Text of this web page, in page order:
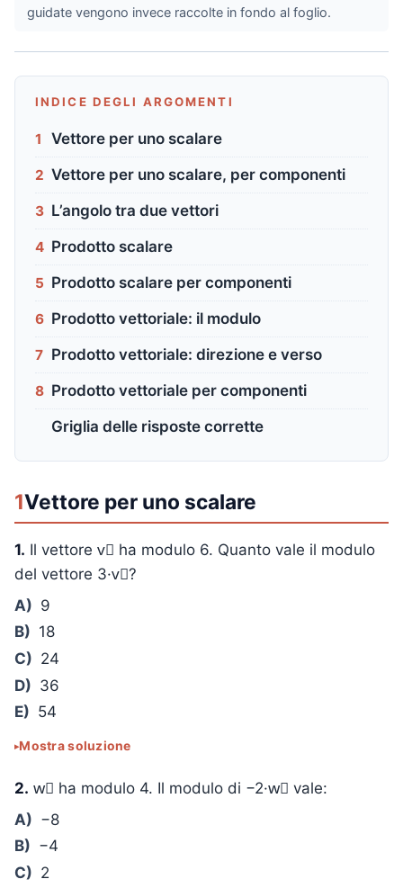
guidate vengono invece raccolte in fondo al foglio.
INDICE DEGLI ARGOMENTI
1 Vettore per uno scalare
2 Vettore per uno scalare, per componenti
3 L’angolo tra due vettori
4 Prodotto scalare
5 Prodotto scalare per componenti
6 Prodotto vettoriale: il modulo
7 Prodotto vettoriale: direzione e verso
8 Prodotto vettoriale per componenti
Griglia delle risposte corrette
1Vettore per uno scalare
1. Il vettore v⃗ ha modulo 6. Quanto vale il modulo
del vettore 3·v⃗?
A) 9
B) 18
C) 24
D) 36
E) 54
Mostra soluzione
2. w⃗ ha modulo 4. Il modulo di −2·w⃗ vale:
A) −8
B) −4
C) 2